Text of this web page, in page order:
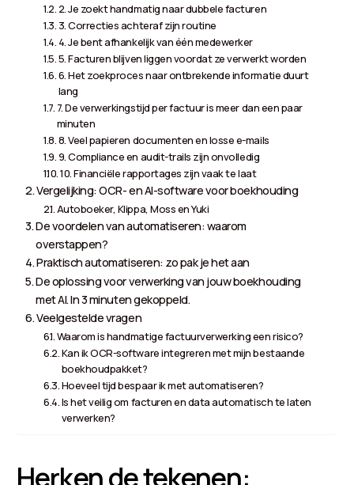
2. Je zoekt handmatig naar dubbele facturen
3. Correcties achteraf zijn routine
4. Je bent afhankelijk van één medewerker
5. Facturen blijven liggen voordat ze verwerkt worden
6. Het zoekproces naar ontbrekende informatie duurt
lang
7. De verwerkingstijd per factuur is meer dan een paar
minuten
8. Veel papieren documenten en losse e-mails
9. Compliance en audit-trails zijn onvolledig
10. Financiële rapportages zijn vaak te laat
Vergelijking: OCR- en AI-software voor boekhouding
Autoboeker, Klippa, Moss en Yuki
De voordelen van automatiseren: waarom
overstappen?
Praktisch automatiseren: zo pak je het aan
De oplossing voor verwerking van jouw boekhouding
met AI. In 3 minuten gekoppeld.
Veelgestelde vragen
Waarom is handmatige factuurverwerking een risico?
Kan ik OCR-software integreren met mijn bestaande
boekhoudpakket?
Hoeveel tijd bespaar ik met automatiseren?
Is het veilig om facturen en data automatisch te laten
verwerken?
Herken de tekenen: